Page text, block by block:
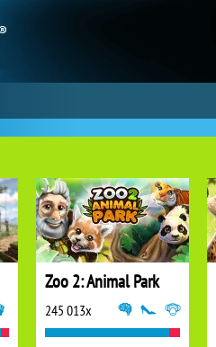
Zoo 2: Animal Park
245 013x